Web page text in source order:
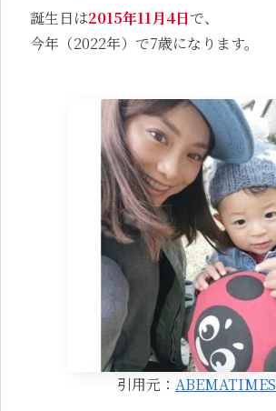
誕生日は2015年11月4日で、
今年（2022年）で7歳になります。
引用元： ABEMATIMES